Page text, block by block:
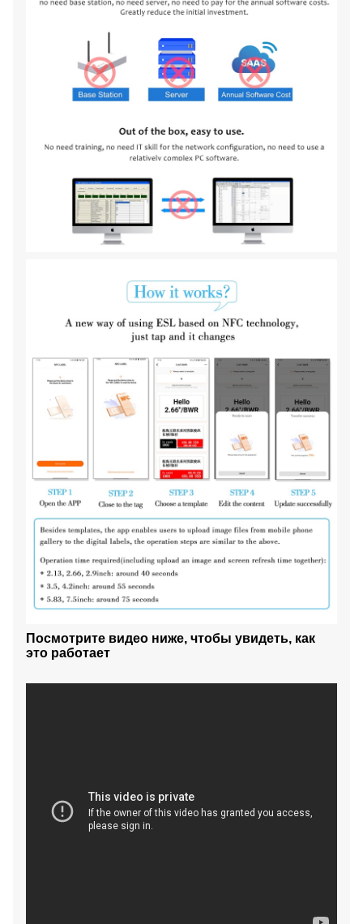
Посмотрите видео ниже, чтобы увидеть, как
это работает